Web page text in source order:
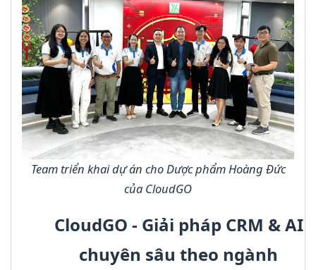
Team triển khai dự án cho Dược phẩm Hoàng Đức
của CloudGO
CloudGO - Giải pháp CRM & AI
chuyên sâu theo ngành